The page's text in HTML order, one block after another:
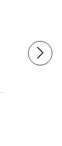
SPIRULINA